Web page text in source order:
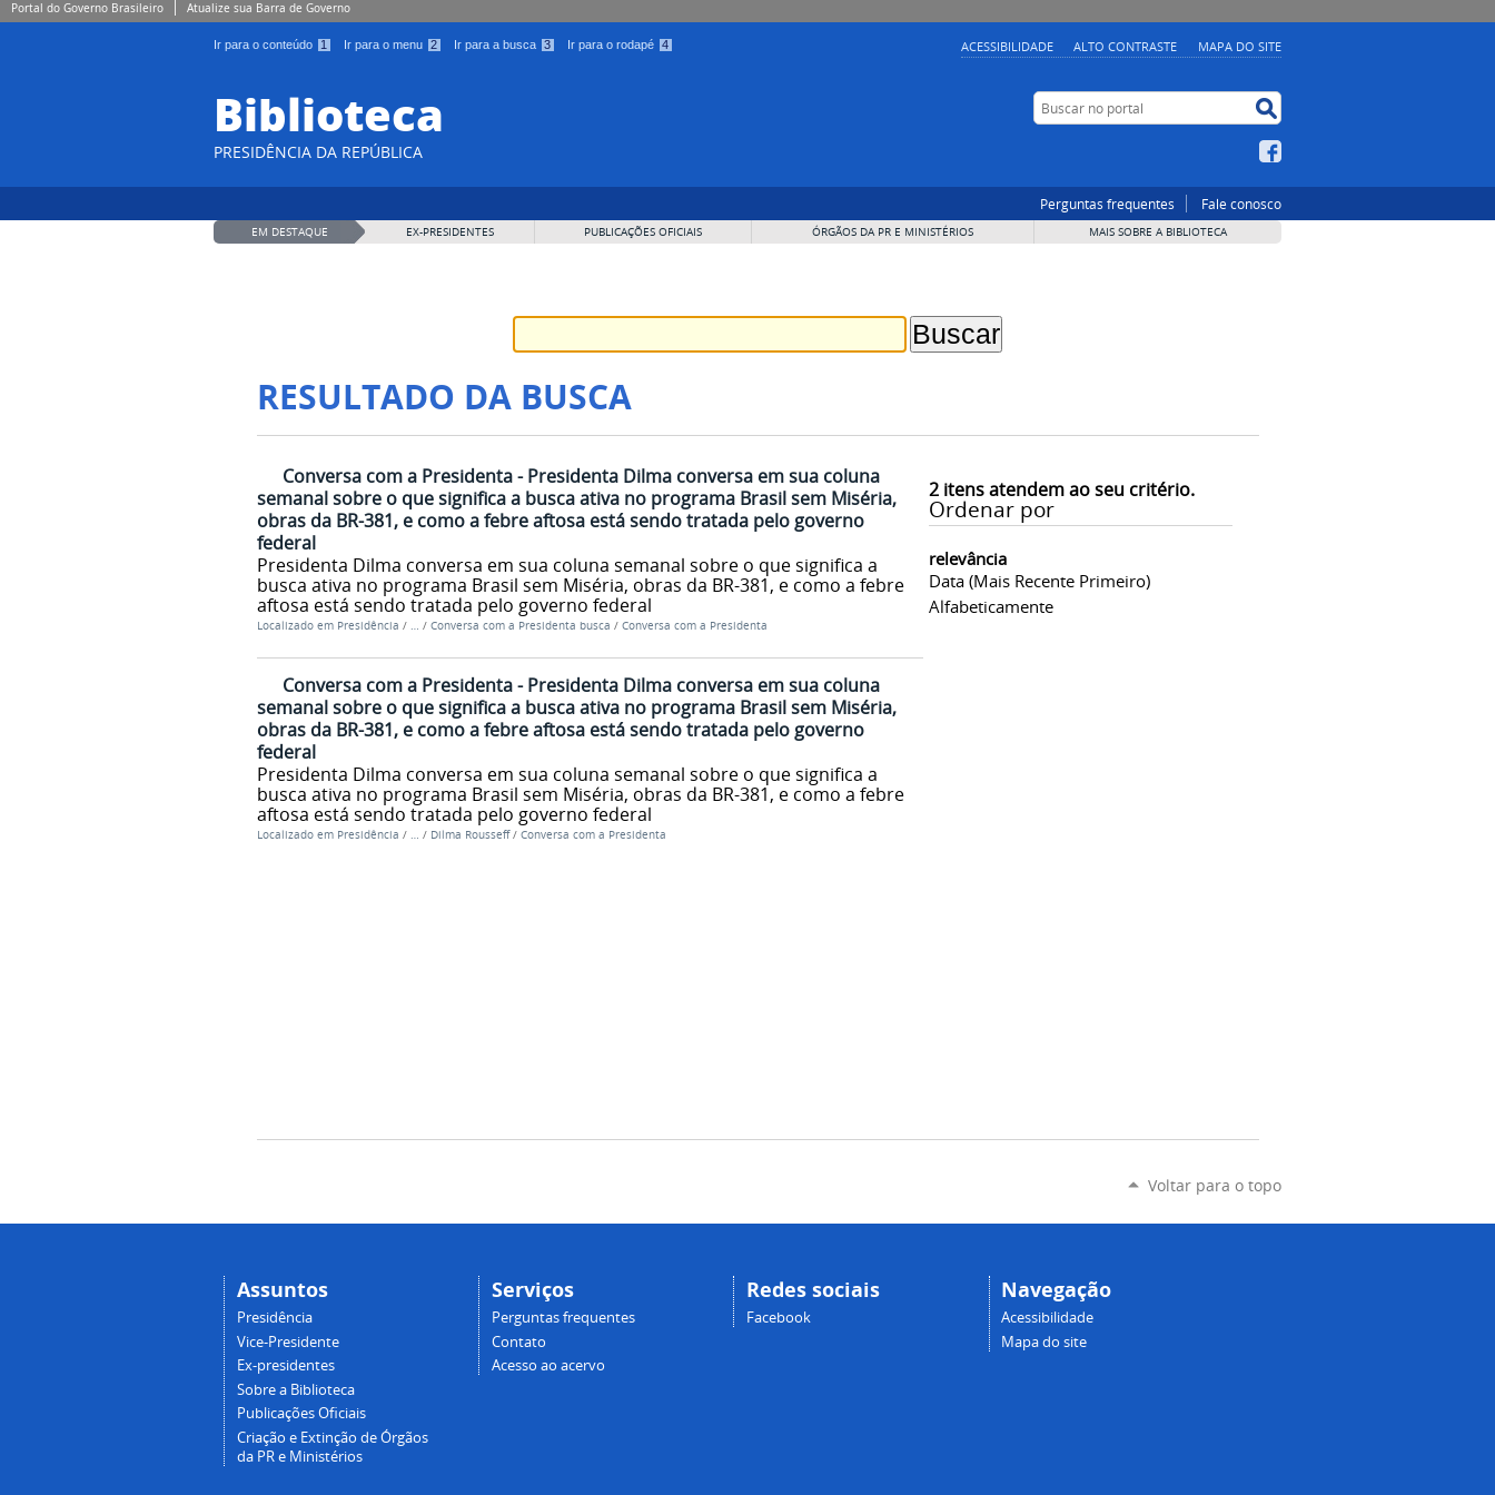
Portal do Governo Brasileiro Atualize sua Barra de Governo
Ir para o conteúdo 1 Ir para o menu 2 Ir para a busca 3 Ir para o rodapé 4 ACESSIBILIDADE ALTO CONTRASTE MAPA DO SITE
Biblioteca
PRESIDÊNCIA DA REPÚBLICA
Buscar no portal
Perguntas frequentes Fale conosco
EM DESTAQUE EX-PRESIDENTES PUBLICAÇÕES OFICIAIS ÓRGÃOS DA PR E MINISTÉRIOS MAIS SOBRE A BIBLIOTECA
RESULTADO DA BUSCA
2itens atendem ao seu critério.
Ordenar por
relevância
Data (mais Recente Primeiro)
Alfabeticamente
Conversa com a Presidenta - Presidenta Dilma conversa em sua coluna
semanal sobre o que significa a busca ativa no programa Brasil sem Miséria,
obras da BR-381, e como a febre aftosa está sendo tratada pelo governo
federal
Presidenta Dilma conversa em sua coluna semanal sobre o que significa a
busca ativa no programa Brasil sem Miséria, obras da BR-381, e como a febre
aftosa está sendo tratada pelo governo federal
Localizado em Presidência / … / Conversa com a Presidenta busca / Conversa com a Presidenta
Conversa com a Presidenta - Presidenta Dilma conversa em sua coluna
semanal sobre o que significa a busca ativa no programa Brasil sem Miséria,
obras da BR-381, e como a febre aftosa está sendo tratada pelo governo
federal
Presidenta Dilma conversa em sua coluna semanal sobre o que significa a
busca ativa no programa Brasil sem Miséria, obras da BR-381, e como a febre
aftosa está sendo tratada pelo governo federal
Localizado em Presidência / … / Dilma Rousseff / Conversa com a Presidenta
Voltar para o topo
Assuntos
Presidência
Vice-Presidente
Ex-presidentes
Sobre a Biblioteca
Publicações Oficiais
Criação e Extinção de Órgãos
da PR e Ministérios
Serviços
Perguntas frequentes
Contato
Acesso ao acervo
Redes sociais
Facebook
Navegação
Acessibilidade
Mapa do site